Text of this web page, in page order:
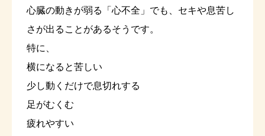
心臓の動きが弱る「心不全」でも、セキや息苦し
さが出ることがあるそうです。
特に、
横になると苦しい
少し動くだけで息切れする
足がむくむ
疲れやすい